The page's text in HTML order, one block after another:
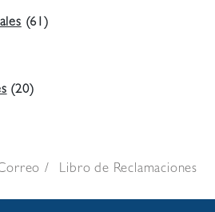
(61)
(20)
Libro de Reclamaciones